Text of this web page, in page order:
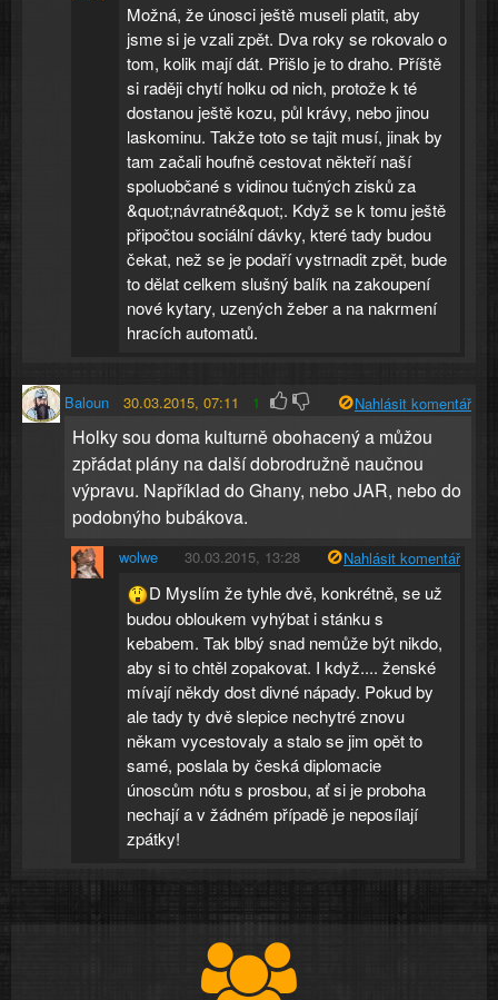
Možná, že únosci ještě museli platit, aby
jsme si je vzali zpět. Dva roky se rokovalo o
tom, kolik mají dát. Přišlo je to draho. Příště
si raději chytí holku od nich, protože k té
dostanou ještě kozu, půl krávy, nebo jinou
laskominu. Takže toto se tajit musí, jinak by
tam začali houfně cestovat někteří naší
spoluobčané s vidinou tučných zisků za
&quot;návratné&quot;. Když se k tomu ještě
připočtou sociální dávky, které tady budou
čekat, než se je podaří vystrnadit zpět, bude
to dělat celkem slušný balík na zakoupení
nové kytary, uzených žeber a na nakrmení
hracích automatů.
Baloun 30.03.2015, 07:11 1 Nahlásit komentář
Holky sou doma kulturně obohacený a můžou
zpřádat plány na další dobrodružně naučnou
výpravu. Například do Ghany, nebo JAR, nebo do
podobnýho bubákova.
wolwe 30.03.2015, 13:28 Nahlásit komentář
D Myslím že tyhle dvě, konkrétně, se už
budou obloukem vyhýbat i stánku s
kebabem. Tak blbý snad nemůže být nikdo,
aby si to chtěl zopakovat. I když.... ženské
mívají někdy dost divné nápady. Pokud by
ale tady ty dvě slepice nechytré znovu
někam vycestovaly a stalo se jim opět to
samé, poslala by česká diplomacie
únoscům nótu s prosbou, ať si je proboha
nechají a v žádném případě je neposílají
zpátky!